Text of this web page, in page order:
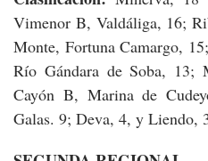
Vimenor B, Valdáliga, 16;
Monte, Fortuna Camargo,
Río Gándara de Soba, 13;
Cayón B, Marina de
Galas. 9; Deva, 4, y Liendo,